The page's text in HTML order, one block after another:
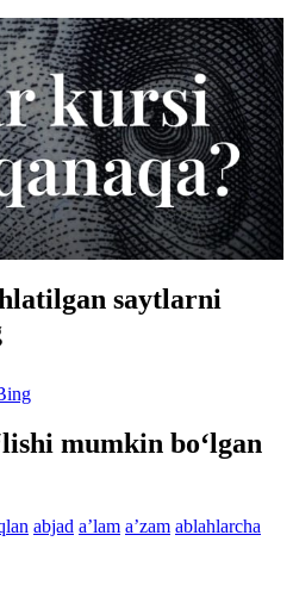
saytlarni
mumkin bo‘lgan
abjad aʼlam aʼzam ablahlarcha